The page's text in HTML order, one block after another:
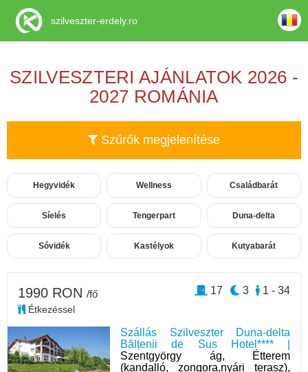
SZILVESZTERI AJÁNLATOK 2026 -
2027 ROMÁNIA
Szűrők megjelenítése
Hegyvidék Wellness Családbarát
Síelés Tengerpart Duna-delta
Sóvidék Kastélyok Kutyabarát
Szállás Szilveszter Duna-delta
Bălțenii de Sus Hotel**** |
Szentgyörgy ág, Étterem
(kandalló, zongora,nyári terasz),
1990 RON /fő
Étkezéssel
1 - 34
3
17
szilveszter-erdely.ro